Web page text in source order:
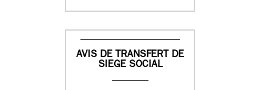
AVIS DE TRANSFERT DE
SIEGE SOCIAL